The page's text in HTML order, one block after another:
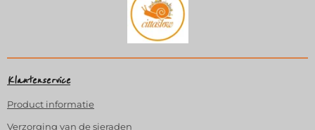
Klantenservice
Product informatie
Verzorging van de sieraden